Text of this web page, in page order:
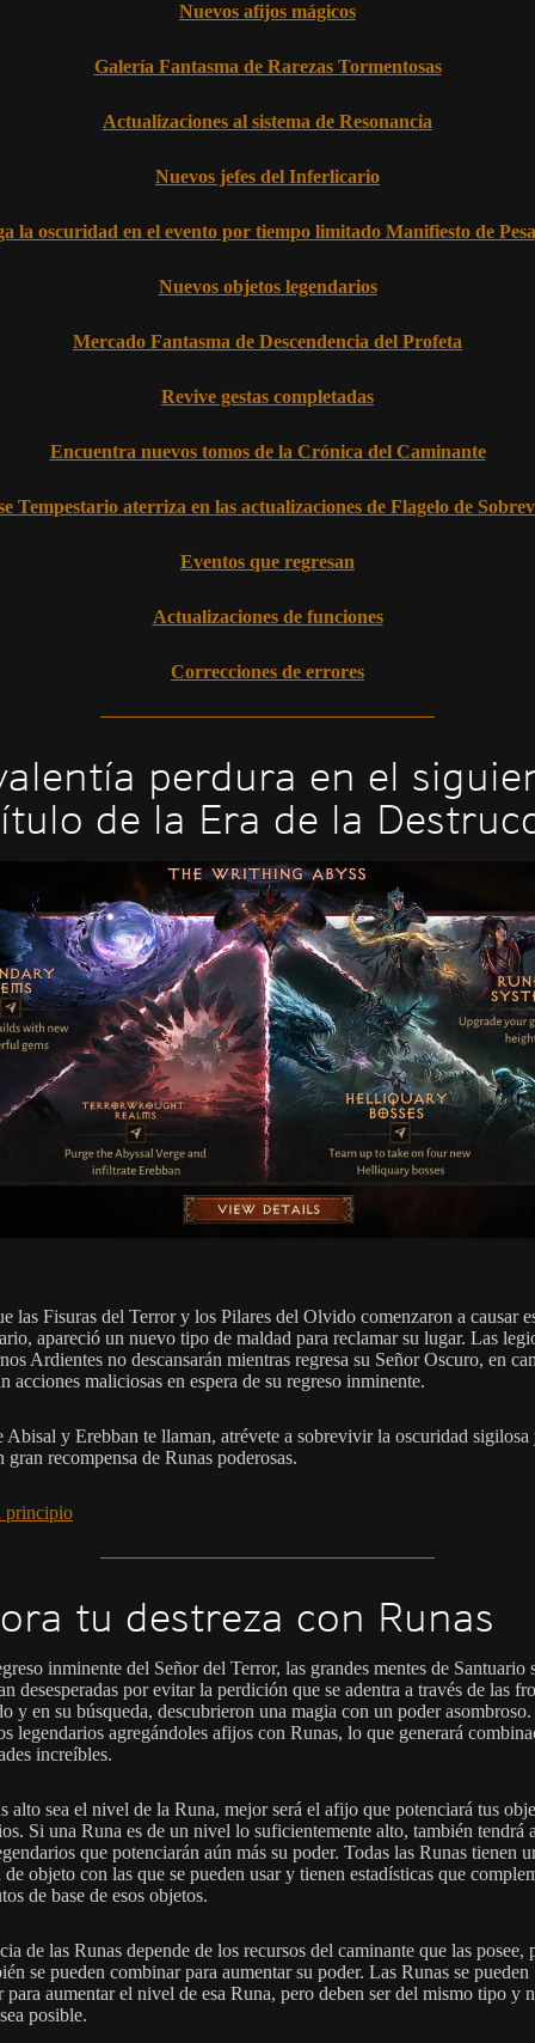
Nuevos afijos mágicos
Galería Fantasma de Rarezas Tormentosas
Actualizaciones al sistema de Resonancia
Nuevos jefes del Inferlicario
la oscuridad en el evento por tiempo limitado Manifiesto de
Nuevos objetos legendarios
Mercado Fantasma de Descendencia del Profeta
Revive gestas completadas
Encuentra nuevos tomos de la Crónica del Caminante
Tempestario aterriza en las actualizaciones de Flagelo de
Eventos que regresan
Actualizaciones de funciones
Correcciones de errores
perdura en el
de la Era de la
las Fisuras del Terror y los Pilares del Olvido comenzaron a causar
apareció un nuevo tipo de maldad para reclamar su lugar. Las
Ardientes no descansarán mientras regresa su Señor Oscuro, en
acciones maliciosas en espera de su regreso inminente.
y Erebban te llaman, atrévete a sobrevivir la oscuridad sigilosa
gran recompensa de Runas poderosas.
principio
tu destreza con Runas
inminente del Señor del Terror, las grandes mentes de Santuario
desesperadas por evitar la perdición que se adentra a través de las
y en su búsqueda, descubrieron una magia con un poder
legendarios agregándoles afijos con Runas, lo que generará
increíbles.
alto sea el nivel de la Runa, mejor será el afijo que potenciará tus
Si una Runa es de un nivel lo suficientemente alto, también tendrá
que potenciarán aún más su poder. Todas las Runas tienen
de objeto con las que se pueden usar y tienen estadísticas que
de base de esos objetos.
de las Runas depende de los recursos del caminante que las posee,
se pueden combinar para aumentar su poder. Las Runas se pueden
para aumentar el nivel de esa Runa, pero deben ser del mismo tipo y
posible.